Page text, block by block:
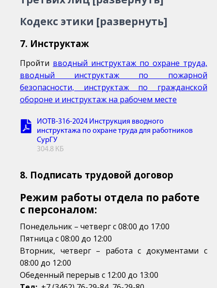
Кодекс этики [развернуть]
7. Инструктаж
Пройти вводный инструктаж по охране труда,
вводный инструктаж по пожарной
безопасности, инструктаж по гражданской
обороне и инструктаж на рабочем месте
ИОТВ-316-2024 Инструкция вводного
инструктажа по охране труда для работников
СурГУ
304.8 КБ
8. Подписать трудовой договор
Режим работы отдела по работе
с персоналом:
Понедельник – четверг с 08:00 до 17:00
Пятница с 08:00 до 12:00
Вторник, четверг – работа с документами с
08:00 до 12:00
Обеденный перерыв с 12:00 до 13:00